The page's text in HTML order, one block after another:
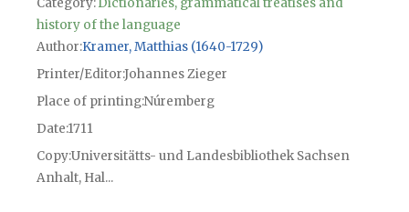
Category:Dictionaries, grammatical treatises and
history of the language
Author Kramer, Matthias (1640-1729)
Printer/EditorJohannes Zieger
Place of printingNúremberg
Date1711
CopyUniversitätts- und Landesbibliothek Sachsen
Anhalt, Hal...